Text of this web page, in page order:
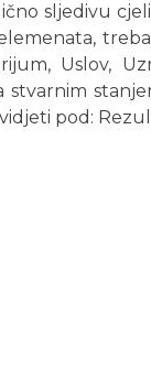
sljedivu
Uslov,
stvarnim
pod: